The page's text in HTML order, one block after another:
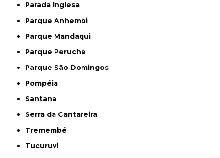
Parada Inglesa
Parque Anhembi
Parque Mandaqui
Parque Peruche
Parque São Domingos
Pompéia
Santana
Serra da Cantareira
Tremembé
Tucuruvi